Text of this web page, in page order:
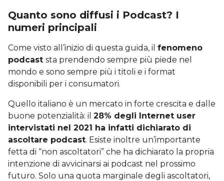
Quanto sono diffusi i Podcast? I
numeri principali
Come visto all’inizio di questa guida, il fenomeno
podcast sta prendendo sempre più piede nel
mondo e sono sempre più i titoli e i format
disponibili per i consumatori.
Quello italiano è un mercato in forte crescita e dalle
buone potenzialità: il 28% degli Internet user
intervistati nel 2021 ha infatti dichiarato di
ascoltare podcast. Esiste inoltre un’importante
fetta di “non ascoltatori” che ha dichiarato la propria
intenzione di avvicinarsi ai podcast nel prossimo
futuro. Solo una quota marginale degli ascoltatori,